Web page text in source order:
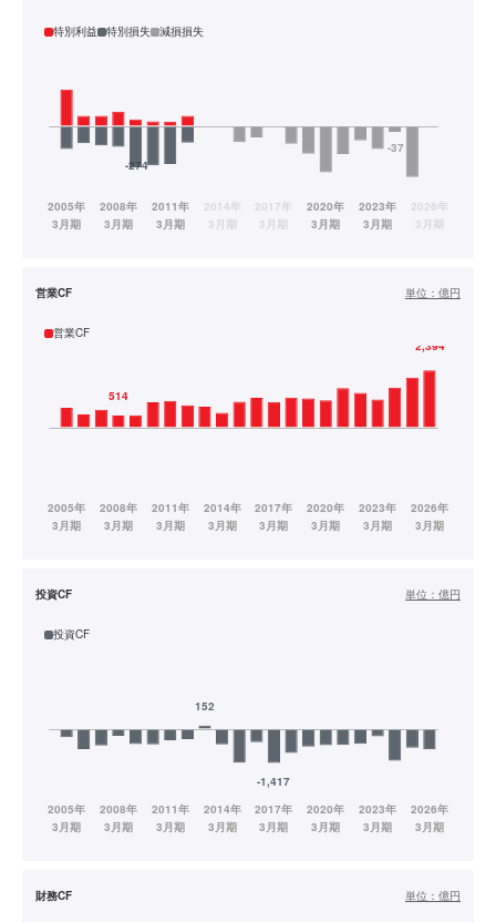
特別利益 特別損失 減損損失
営業CF 単位： 億円
営業CF
投資CF 単位： 億円
投資CF
財務CF 単位： 億円